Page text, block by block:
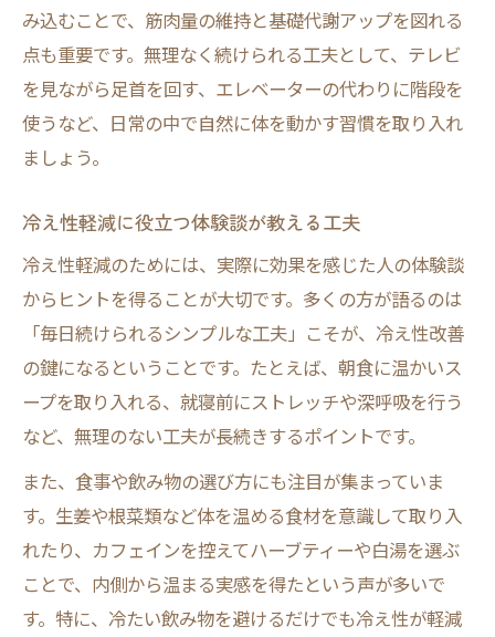
み込むことで、筋肉量の維持と基礎代謝アップを図れる
点も重要です。無理なく続けられる工夫として、テレビ
を見ながら足首を回す、エレベーターの代わりに階段を
使うなど、日常の中で自然に体を動かす習慣を取り入れ
ましょう。
冷え性軽減に役立つ体験談が教える工夫
冷え性軽減のためには、実際に効果を感じた人の体験談
からヒントを得ることが大切です。多くの方が語るのは
「毎日続けられるシンプルな工夫」こそが、冷え性改善
の鍵になるということです。たとえば、朝食に温かいス
ープを取り入れる、就寝前にストレッチや深呼吸を行う
など、無理のない工夫が長続きするポイントです。
また、食事や飲み物の選び方にも注目が集まっていま
す。生姜や根菜類など体を温める食材を意識して取り入
れたり、カフェインを控えてハーブティーや白湯を選ぶ
ことで、内側から温まる実感を得たという声が多いで
す。特に、冷たい飲み物を避けるだけでも冷え性が軽減